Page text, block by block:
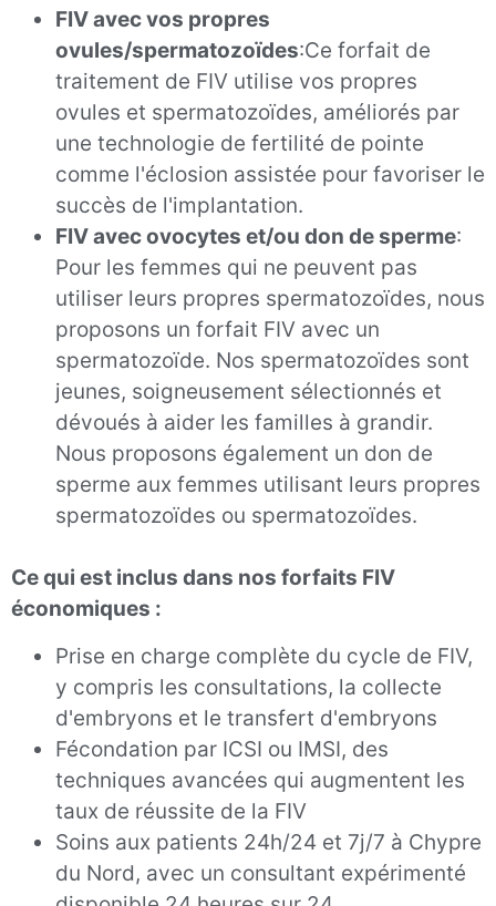
FIV avec vos propres
ovules/spermatozoïdes:Ce forfait de
traitement de FIV utilise vos propres
ovules et spermatozoïdes, améliorés par
une technologie de fertilité de pointe
comme l'éclosion assistée pour favoriser le
succès de l'implantation.
FIV avec ovocytes et/ou don de sperme:
Pour les femmes qui ne peuvent pas
utiliser leurs propres spermatozoïdes, nous
proposons un forfait FIV avec un
spermatozoïde. Nos spermatozoïdes sont
jeunes, soigneusement sélectionnés et
dévoués à aider les familles à grandir.
Nous proposons également un don de
sperme aux femmes utilisant leurs propres
spermatozoïdes ou spermatozoïdes.
Ce qui est inclus dans nos forfaits FIV
économiques :
Prise en charge complète du cycle de FIV,
y compris les consultations, la collecte
d'embryons et le transfert d'embryons
Fécondation par ICSI ou IMSI, des
techniques avancées qui augmentent les
taux de réussite de la FIV
Soins aux patients 24h/24 et 7j/7 à Chypre
du Nord, avec un consultant expérimenté